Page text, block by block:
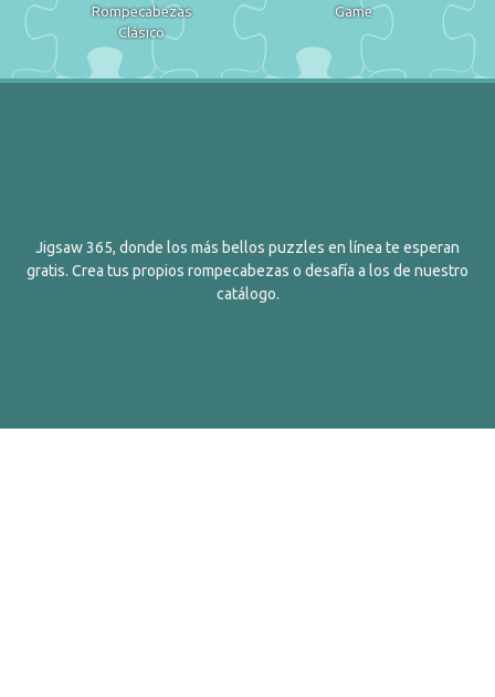
Rompecabezas
Clásico
Game
Jigsaw 365, donde los más bellos puzzles en línea te esperan
gratis. Crea tus propios rompecabezas o desafía a los de nuestro
catálogo.